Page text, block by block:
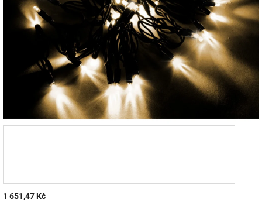
hvězdiček.
1 651,47 Kč